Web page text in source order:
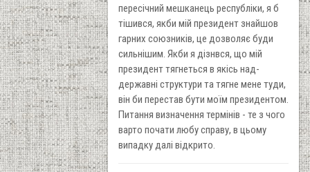
пересічний мешканець республіки, я б
тішився, якби мій президент знайшов
гарних союзників, це дозволяє буди
сильнішим. Якби я дізнвся, що мій
президент тягнеться в якісь над-
державні структури та тягне мене туди,
він би перестав бути моїм президентом.
Питання визначення термінів - те з чого
варто почати любу справу, в цьому
випадку далі відкрито.